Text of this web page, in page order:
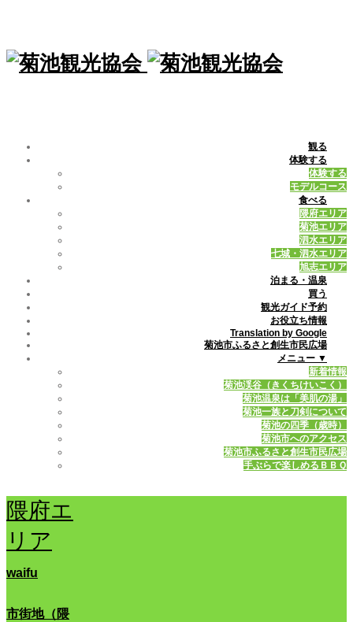
観る
体験する
体験する
モデルコース
食べる
隈府エリア
菊池エリア
泗水エリア
七城・泗水エリア
旭志エリア
泊まる・温泉
買う
観光ガイド予約
お役立ち情報
Translation by Google
菊池市ふるさと創生市民広場
メニュー ▼
新着情報
菊池渓谷（きくちけいこく）
菊池温泉は「美肌の湯」
菊池一族と刀剣について
菊池の四季（歳時）
菊池市へのアクセス
菊池市ふるさと創生市民広場
手ぶらで楽しめるＢＢＱ
隈府エ
リア
waifu
市街地（隈